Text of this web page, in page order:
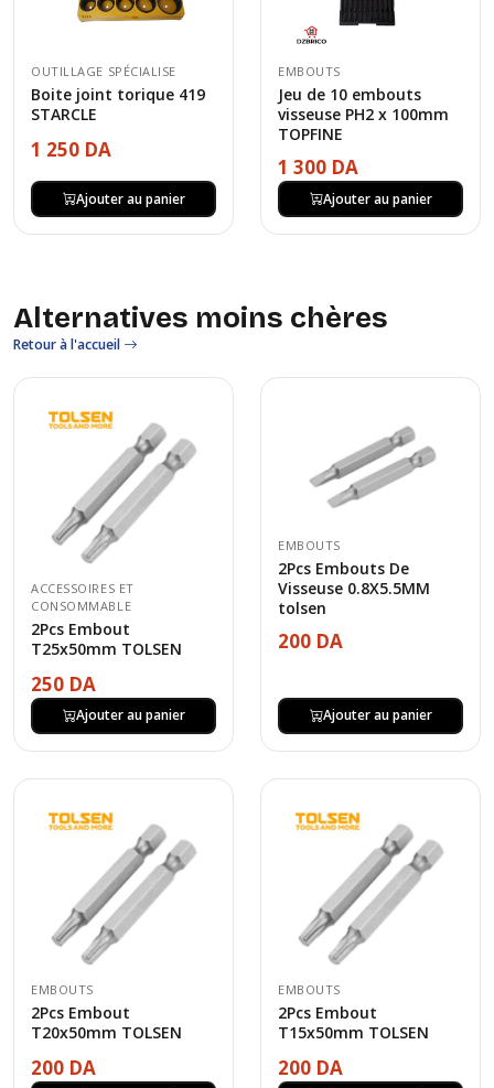
OUTILLAGE SPÉCIALISE
Boite joint torique 419
STARCLE
1 250 DA
Ajouter au panier
EMBOUTS
Jeu de 10 embouts
visseuse PH2 x 100mm
TOPFINE
1 300 DA
Ajouter au panier
Alternatives moins chères
Retour à l'accueil
ACCESSOIRES ET
CONSOMMABLE
2Pcs Embout
T25x50mm TOLSEN
250 DA
Ajouter au panier
EMBOUTS
2Pcs Embouts De
Visseuse 0.8X5.5MM
tolsen
200 DA
Ajouter au panier
EMBOUTS
2Pcs Embout
T20x50mm TOLSEN
200 DA
EMBOUTS
2Pcs Embout
T15x50mm TOLSEN
200 DA